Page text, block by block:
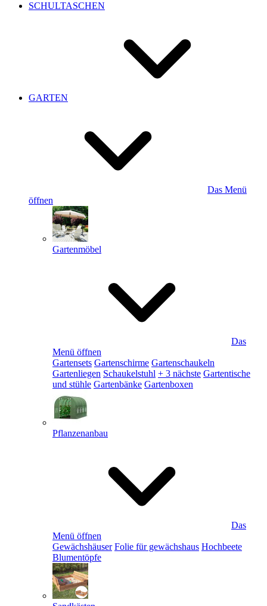
SCHULTASCHEN
GARTEN
Das Menü
öffnen
Gartenmöbel
Das
Menü öffnen
Gartensets Gartenschirme Gartenschaukeln
Gartenliegen Schaukelstuhl + 3 nächste Gartentische
und stühle Gartenbänke Gartenboxen
Pflanzenanbau
Das
Menü öffnen
Gewächshäuser Folie für gewächshaus Hochbeete
Blumentöpfe